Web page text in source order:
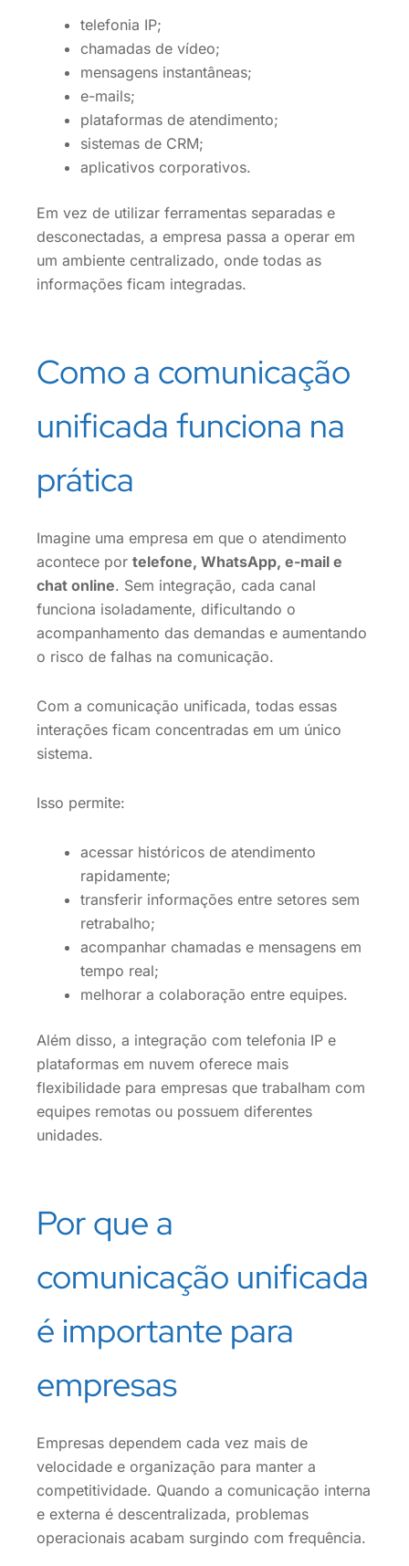
telefonia IP;
chamadas de vídeo;
mensagens instantâneas;
e-mails;
plataformas de atendimento;
sistemas de CRM;
aplicativos corporativos.
Em vez de utilizar ferramentas separadas e
desconectadas, a empresa passa a operar em
um ambiente centralizado, onde todas as
informações ficam integradas.
Como a comunicação
unificada funciona na
prática
Imagine uma empresa em que o atendimento
acontece por telefone, WhatsApp, e-mail e
chat online. Sem integração, cada canal
funciona isoladamente, dificultando o
acompanhamento das demandas e aumentando
o risco de falhas na comunicação.
Com a comunicação unificada, todas essas
interações ficam concentradas em um único
sistema.
Isso permite:
acessar históricos de atendimento
rapidamente;
transferir informações entre setores sem
retrabalho;
acompanhar chamadas e mensagens em
tempo real;
melhorar a colaboração entre equipes.
Além disso, a integração com telefonia IP e
plataformas em nuvem oferece mais
flexibilidade para empresas que trabalham com
equipes remotas ou possuem diferentes
unidades.
Por que a
comunicação unificada
é importante para
empresas
Empresas dependem cada vez mais de
velocidade e organização para manter a
competitividade. Quando a comunicação interna
e externa é descentralizada, problemas
operacionais acabam surgindo com frequência.